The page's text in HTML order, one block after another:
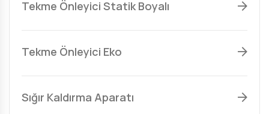
Tekme Önleyici Statik Boyalı
Tekme Önleyici Eko
Sığır Kaldırma Aparatı